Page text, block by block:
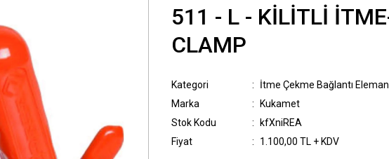
511 - L - KİLİTLİ
CLAMP
Kategori
İtme Çekme Bağlantı
Marka
Kukamet
Stok Kodu
kfXniREA
Fiyat
1.100,00 TL + KDV